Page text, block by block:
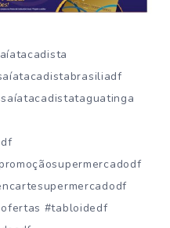
#tabloidedf